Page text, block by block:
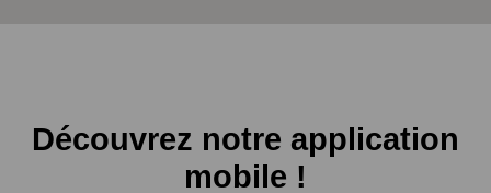
Découvrez notre application
mobile !